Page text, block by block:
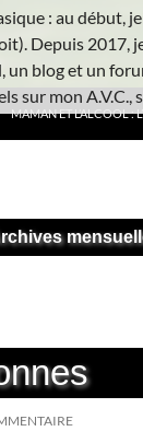
MAMAN ET L’ALCOOL :
: au début,
Depuis 2017,
blog et un
sur mon A.V.C.,